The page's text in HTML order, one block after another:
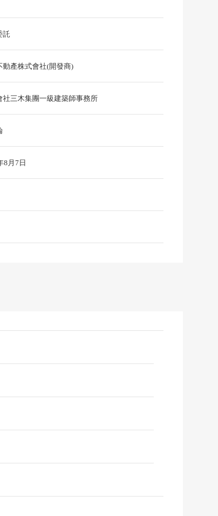
託
動產株式會社(開發商)
社三木集團一級建築師事務所
8月7日